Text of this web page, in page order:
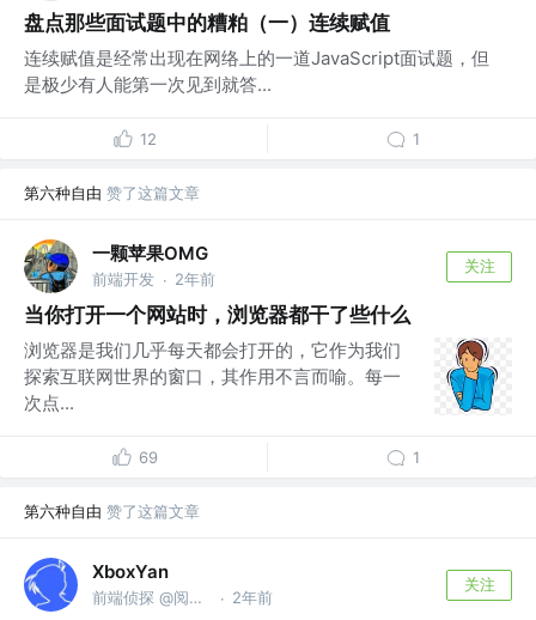
盘点那些面试题中的糟粕（一）连续赋值
连续赋值是经常出现在网络上的一道JavaScript面试题，但
是极少有人能第一次见到就答...
12 1
第六种自由 赞了这篇文章
一颗苹果OMG
前端开发 · 2年前
关注
当你打开一个网站时，浏览器都干了些什么
浏览器是我们几乎每天都会打开的，它作为我们
探索互联网世界的窗口，其作用不言而喻。每一
次点...
69 1
第六种自由 赞了这篇文章
XboxYan
前端侦探 @阅文集团 · 2年前
关注